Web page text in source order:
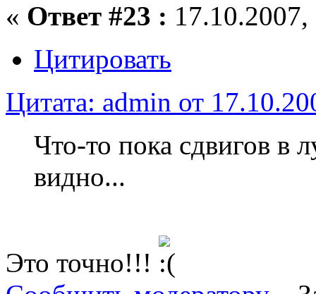
« Ответ #23 :
Цитировать
Цитата: admin от
Что-то пока сдвигов в
видно...
Это точно!!!